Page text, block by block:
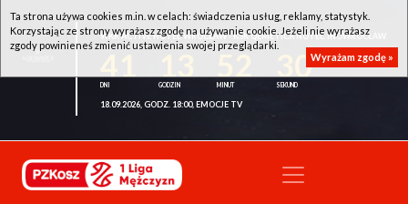
WKK ACTIVE HOTEL WROCŁAW - KSK QEMETICA NOTEĆ INOWROCŁAW
30
18.09.2026, GODZ. 18:00, EMOCJE TV
Ta strona używa cookies m.in. w celach: świadczenia usług, reklamy, statystyk.
Korzystając ze strony wyrażasz zgodę na używanie cookie. Jeżeli nie wyrażasz
zgody powinieneś zmienić ustawienia swojej przeglądarki.
Wyrażam zgodę »